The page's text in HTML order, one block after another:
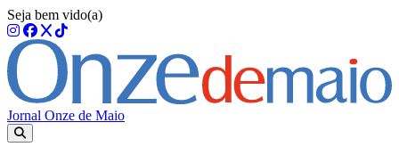
Seja bem vido(a)
Jornal Onze de Maio